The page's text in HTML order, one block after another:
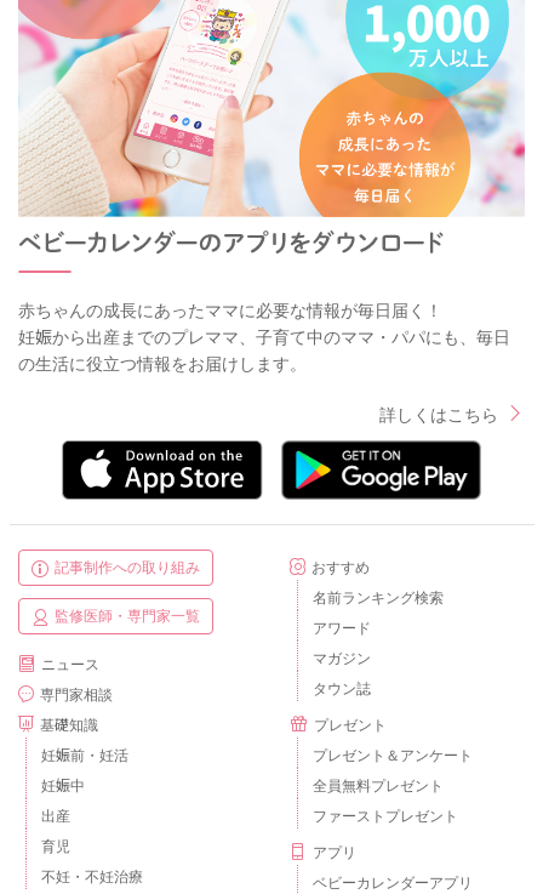
赤ちゃんの成長にあったママに必要な情報が毎日届く！
妊娠から出産までのプレママ、子育て中のママ・パパにも、毎日
の生活に役立つ情報をお届けします。
詳しくはこちら
記事制作への取り組み
監修医師・専門家一覧
ニュース
専門家相談
基礎知識
妊娠前・妊活
妊娠中
出産
育児
不妊・不妊治療
おすすめ
名前ランキング検索
アワード
マガジン
タウン誌
プレゼント
プレゼント＆アンケート
全員無料プレゼント
ファーストプレゼント
アプリ
ベビーカレンダーアプリ